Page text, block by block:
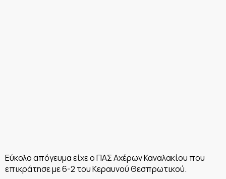
Εύκολο απόγευμα είχε ο ΠΑΣ Αχέρων Καναλακίου που
επικράτησε με 6-2 του Κεραυνού Θεσπρωτικού.